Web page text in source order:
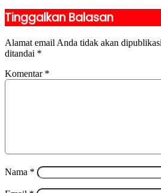
Tinggalkan Balasan
Alamat email Anda tidak akan
ditandai *
Komentar *
Nama *